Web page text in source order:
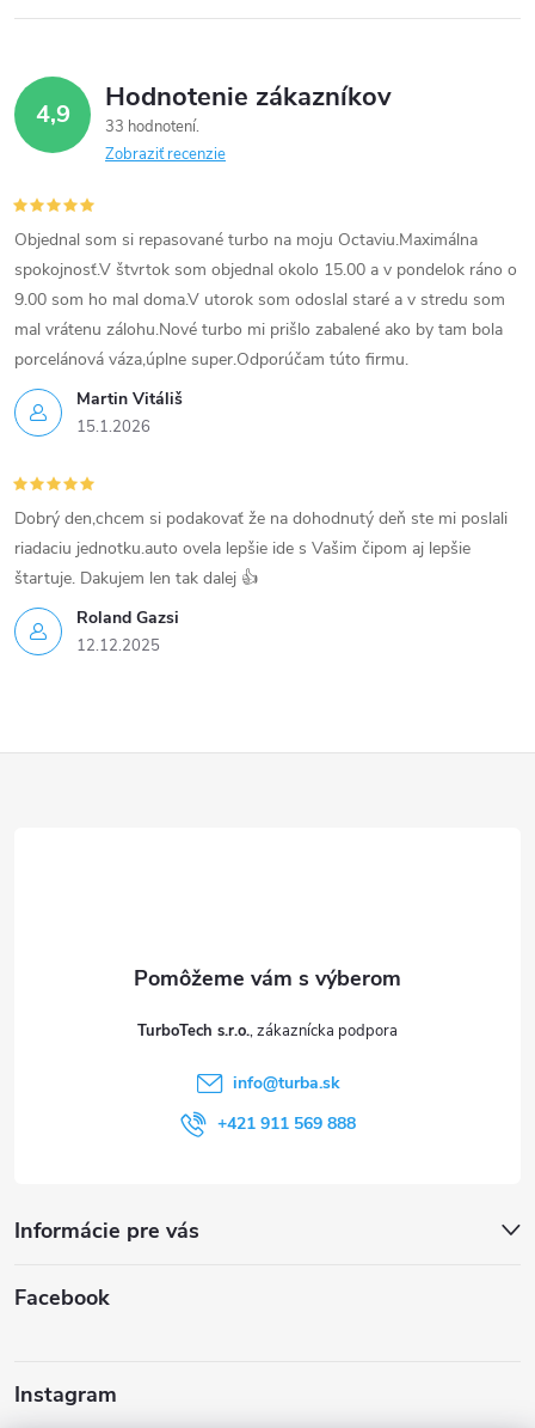
r
v
y
v
ý
p
i
s
u
4,9 Hodnotenie zákazníkov
33 hodnotení
Zobraziť recenzie
Martin Vitáliš
15.1.2026
Objednal som si repasované turbo na moju Octaviu.Maximálna
spokojnosť.V štvrtok som objednal okolo 15.00 a v pondelok ráno o
9.00 som ho mal doma.V utorok som odoslal staré a v stredu som
mal vrátenu zálohu.Nové turbo mi prišlo zabalené ako by tam bola
porcelánová váza,úplne super.Odporúčam túto firmu.
Roland Gazsi
12.12.2025
Dobrý den,chcem si podakovať že na dohodnutý deň ste mi poslali
riadaciu jednotku.auto ovela lepšie ide s Vašim čipom aj lepšie
štartuje. Dakujem len tak dalej 👍
TurboTech s.r.o.
info@turba.sk
+421 911 569 888
Informácie pre vás
Facebook
Instagram